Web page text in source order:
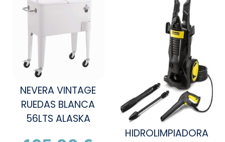
NEVERA VINTAGE
RUEDAS BLANCA
56LTS ALASKA
HIDROLIMPIADORA